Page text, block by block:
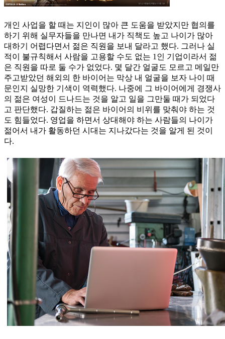
개인 사업을 할 때는 지인이 많아 큰 도움을 받았지만 협의를
하기 위해 실무자들을 만나면 내가 직책도 높고 나이가 많아
대하기 어렵다면서 젊은 직원을 보내 달라고 했다. 그러나 실
적이 불규칙해서 사람을 고용할 수도 없는 1인 기업이라서 젊
은 직원을 따로 둘 수가 없었다. 몇 달간 얼굴도 모르고 메일만
주고받았던 해외의 한 바이어는 막상 내 얼굴을 보자 나이 때
문인지 실망한 기색이 역력했다. 나중에 그 바이어에게 경쟁사
의 젊은 여성이 드나드는 것을 알고 일을 그만둘 때가 되었다
고 판단했다. 갑질하는 젊은 바이어의 비위를 맞춰야 하는 것
도 힘들었다. 영업을 하면서 상대해야 하는 사람들의 나이가
젊어서 내가 활동하던 시대는 지나갔다는 것을 알게 된 것이
다.